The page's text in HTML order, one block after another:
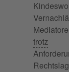
trotz